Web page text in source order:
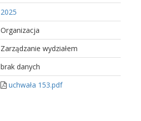
2025
Organizacja
Zarządzanie wydziałem
brak danych
uchwała 153.pdf